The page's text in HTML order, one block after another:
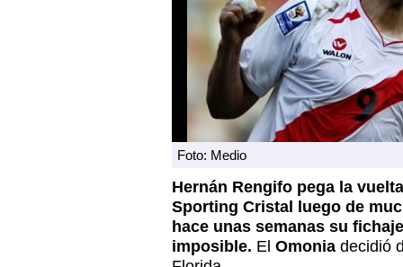
Foto: Medio
Hernán Rengifo pega la
Sporting Cristal luego de
hace unas semanas su
imposible. El Omonia decidió